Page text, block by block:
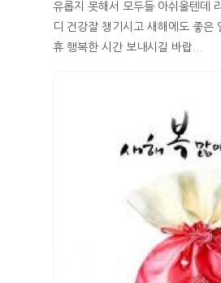
유롭지 못해서 모두들 아쉬울텐데
디 건강잘 챙기시고 새해에도 좋은
휴 행복한 시간 보내시길 바랍...